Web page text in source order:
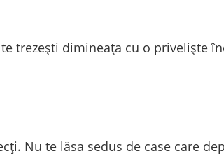
trezești dimineața cu o priveliște
Nu te lăsa sedus de case care